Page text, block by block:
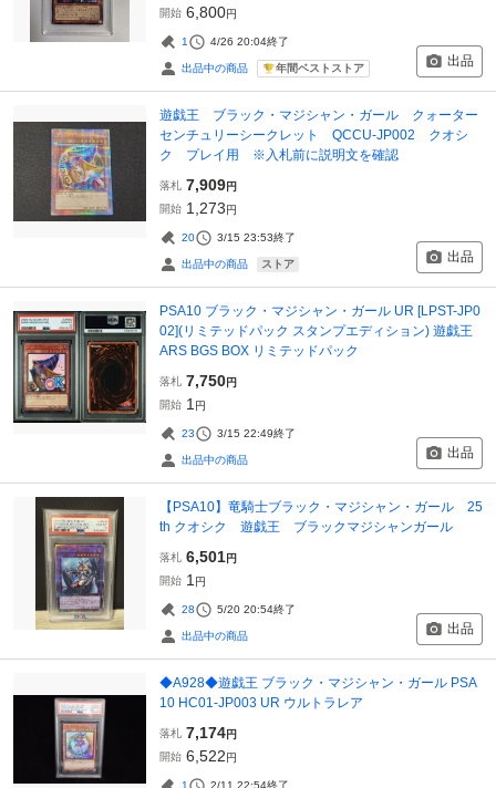
開始 6,800円
1 4/26 20:04終了
出品中の商品 年間ベストストア 出品
遊戯王 ブラック・マジシャン・ガール クォーター
センチュリーシークレット QCCU-JP002 クオシ
ク プレイ用 ※入札前に説明文を確認
落札 7,909円
開始 1,273円
20 3/15 23:53終了
出品中の商品 ストア 出品
PSA10 ブラック・マジシャン・ガール UR [LPST-JP0
02](リミテッドパック スタンプエディション) 遊戯王
ARS BGS BOX リミテッドパック
落札 7,750円
開始 1 円
23 3/15 22:49終了
出品中の商品 出品
【PSA10】竜騎士ブラック・マジシャン・ガール 25
th クオシク 遊戯王 ブラックマジシャンガール
落札 6,501円
開始 1 円
28 5/20 20:54終了
出品中の商品 出品
◆A928◆遊戯王 ブラック・マジシャン・ガール PSA
10 HC01-JP003 UR ウルトラレア
落札 7,174円
開始 6,522円
1 2/11 22:54終了